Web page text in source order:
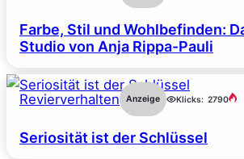
Farbe, Stil und Wohlbefinden:
Studio von Anja Rippa-Pauli
Revierverhalten Anzeige Klicks: 2790
Seriosität ist der Schlüssel